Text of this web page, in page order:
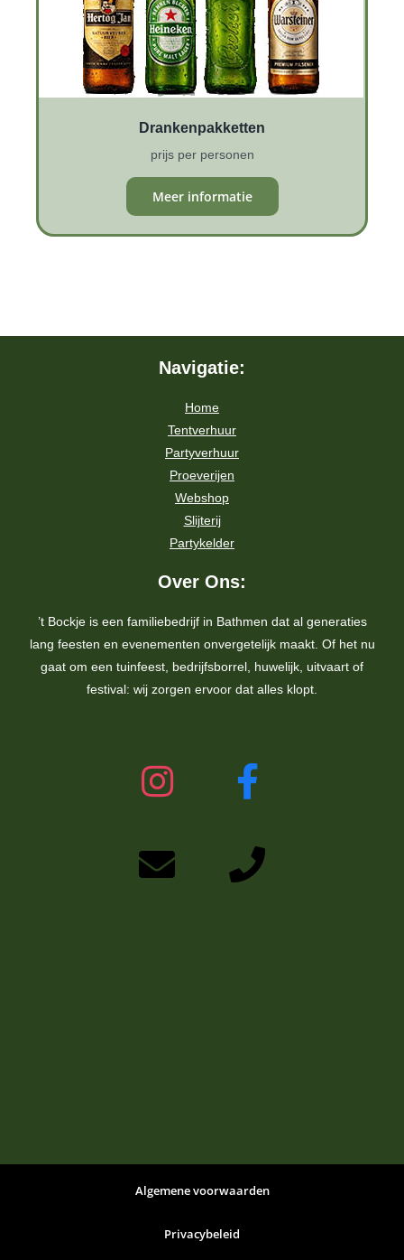
Drankenpakketten
prijs per personen
Meer informatie
Navigatie:
Home
Tentverhuur
Partyverhuur
Proeverijen
Webshop
Slijterij
Partykelder
Over Ons:
’t Bockje is een familiebedrijf in Bathmen dat al generaties
lang feesten en evenementen onvergetelijk maakt. Of het nu
gaat om een tuinfeest, bedrijfsborrel, huwelijk, uitvaart of
festival: wij zorgen ervoor dat alles klopt.
Algemene voorwaarden
Privacybeleid